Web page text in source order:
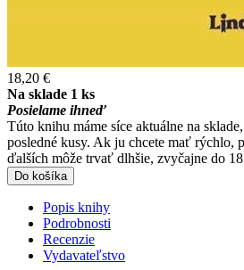
18,20 €
Na sklade 1 ks
Posielame ihneď
Túto knihu máme síce aktuálne na
posledné kusy. Ak ju chcete mať rýchlo,
ďalších môže trvať dlhšie, zvyčajne do
Do košíka
Popis knihy
Podrobnosti
Recenzie
Vydavateľstvo